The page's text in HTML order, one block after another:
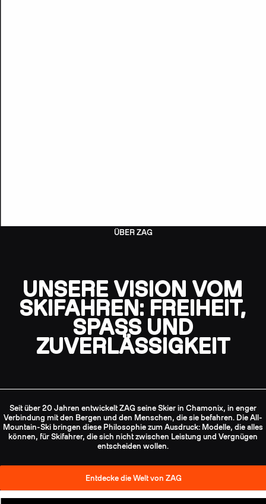
ÜBER ZAG
UNSERE VISION VOM
SKIFAHREN: FREIHEIT,
SPASS UND Z
UVERLÄSSIGKEIT
Seit über 20 Jahren entwickelt ZAG seine Skier in Chamonix, in enger
Verbindung mit den Bergen und den Menschen, die sie befahren. Die All-
Mountain-Ski bringen diese Philosophie zum Ausdruck: Modelle, die alles
können, für Skifahrer, die sich nicht zwischen Leistung und Vergnügen
entscheiden wollen.
Entdecke die Welt von ZAG